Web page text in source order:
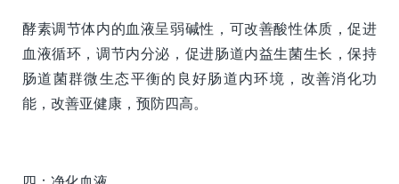
酵素调节体内的血液呈弱碱性，可改善酸性体质，促进
血液循环，调节内分泌，促进肠道内益生菌生长，保持
肠道菌群微生态平衡的良好肠道内环境，改善消化功
能，改善亚健康，预防四高。